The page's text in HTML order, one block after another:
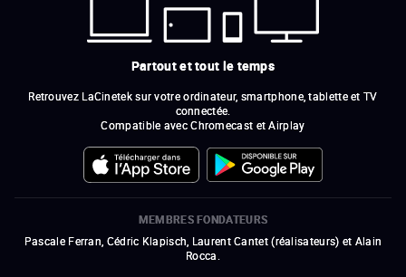
Partout et tout le temps
Retrouvez LaCinetek sur votre ordinateur, smartphone, tablette et TV
connectée.
Compatible avec Chromecast et Airplay
MEMBRES FONDATEURS
Pascale Ferran, Cédric Klapisch, Laurent Cantet (réalisateurs) et Alain
Rocca.